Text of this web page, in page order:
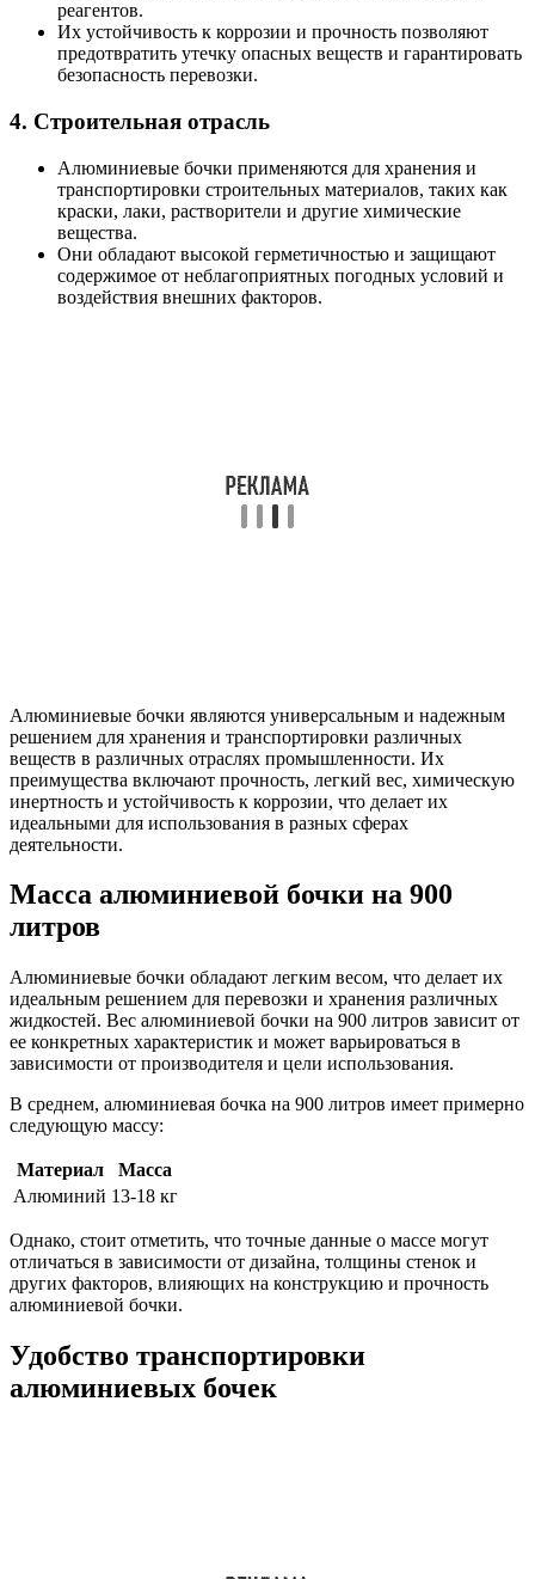
реагентов.
Их устойчивость к коррозии и прочность позволяют
предотвратить утечку опасных веществ и гарантировать
безопасность перевозки.
4. Строительная отрасль
Алюминиевые бочки применяются для хранения и
транспортировки строительных материалов, таких как
краски, лаки, растворители и другие химические
вещества.
Они обладают высокой герметичностью и защищают
содержимое от неблагоприятных погодных условий и
воздействия внешних факторов.
Алюминиевые бочки являются универсальным и надежным
решением для хранения и транспортировки различных
веществ в различных отраслях промышленности. Их
преимущества включают прочность, легкий вес, химическую
инертность и устойчивость к коррозии, что делает их
идеальными для использования в разных сферах
деятельности.
Масса алюминиевой бочки на 900
литров
Алюминиевые бочки обладают легким весом, что делает их
идеальным решением для перевозки и хранения различных
жидкостей. Вес алюминиевой бочки на 900 литров зависит от
ее конкретных характеристик и может варьироваться в
зависимости от производителя и цели использования.
В среднем, алюминиевая бочка на 900 литров имеет примерно
следующую массу:
Материал
Масса
Алюминий 13-18 кг
Однако, стоит отметить, что точные данные о массе могут
отличаться в зависимости от дизайна, толщины стенок и
других факторов, влияющих на конструкцию и прочность
алюминиевой бочки.
Удобство транспортировки
алюминиевых бочек